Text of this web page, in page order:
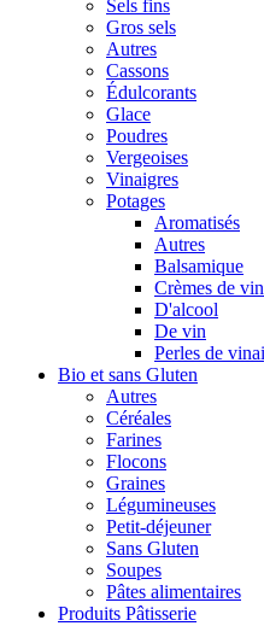
Sels fins
Gros sels
Autres
Cassons
Édulcorants
Glace
Poudres
Vergeoises
Vinaigres
Potages
Aromatisés
Autres
Balsamique
Crèmes de
D'alcool
De vin
Perles de
Bio et sans Gluten
Autres
Céréales
Farines
Flocons
Graines
Légumineuses
Petit-déjeuner
Sans Gluten
Soupes
Pâtes alimentaires
Produits Pâtisserie